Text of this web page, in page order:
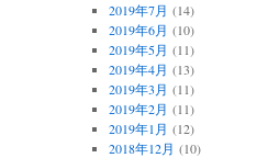
2019年7月 (14)
2019年6月 (10)
2019年5月 (11)
2019年4月 (13)
2019年3月 (11)
2019年2月 (11)
2019年1月 (12)
2018年12月 (10)